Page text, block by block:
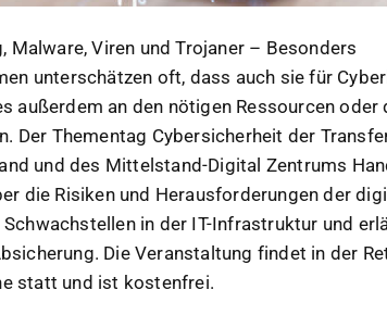
Malware, Viren und Trojaner – Besonders
unterschätzen oft, dass auch sie für
außerdem an den nötigen Ressourcen oder
Der Thementag Cybersicherheit der
und des Mittelstand-Digital Zentrums
die Risiken und Herausforderungen der
in der IT-Infrastruktur und
Die Veranstaltung findet in der
statt und ist kostenfrei.